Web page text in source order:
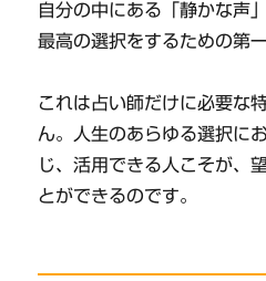
自分の中にある「静かな声
最高の選択をするための第
これは占い師だけに必要な
ん。人生のあらゆる選択に
じ、活用できる人こそが、
とができるのです。